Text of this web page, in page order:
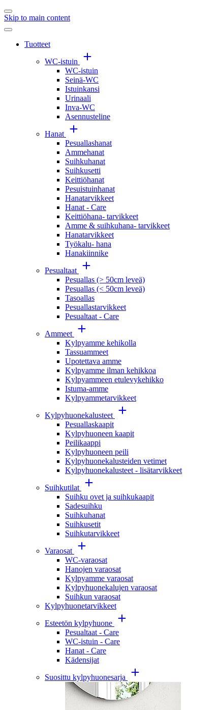
Skip to main content
Tuotteet
WC-istuin
WC-istuin
Seinä-WC
Istuinkansi
Urinaali
Inva-WC
Asennusteline
Hanat
Pesuallashanat
Ammehanat
Suihkuhanat
Suihkusetti
Keittiöhanat
Pesuistuinhanat
Hanatarvikkeet
Hanat - Care
Keittiöhana- tarvikkeet
Amme & suihkuhana- tarvikkeet
Hanatarvikkeet
Työkalu- hana
Hanakiinnike
Pesualtaat
Pesuallas (> 50cm leveä)
Pesuallas (< 50cm leveä)
Tasoallas
Pesuallastarvikkeet
Pesualtaat - Care
Ammeet
Kylpyamme kehikolla
Tassuammeet
Upotettava amme
Kylpyamme ilman kehikkoa
Kylpyammeen etulevykehikko
Istuma-amme
Kylpyammetarvikkeet
Kylpyhuonekalusteet
Pesuallaskaapit
Kylpyhuoneen kaapit
Peilikaappi
Kylpyhuoneen peili
Kylpyhuonekalusteiden vetimet
Kylpyhuonekalusteet - lisätarvikkeet
Suihkutilat
Suihku ovet ja suihkukaapit
Sadesuihku
Suihkuhanat
Suihkusetit
Suihkutarvikkeet
Varaosat
WC-varaosat
Hanojen varaosat
Kylpyamme varaosat
Kylpyhuonekalujen varaosat
Suihkun varaosat
Kylpyhuonetarvikkeet
Esteetön kylpyhuone
Pesualtaat - Care
WC-istuin - Care
Hanat - Care
Kädensijat
Suosittu kylpyhuonesarja